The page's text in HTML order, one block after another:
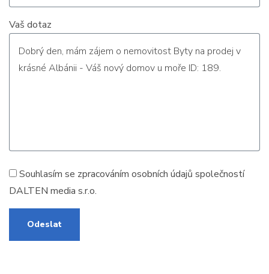
Vaš dotaz
Souhlasím se zpracováním osobních údajů společností
DALTEN media s.r.o.
Odeslat